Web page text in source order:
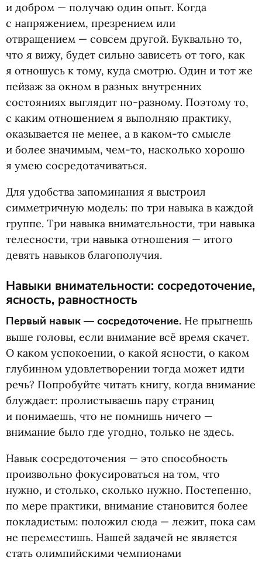
и добром — получаю один опыт. Когда
с напряжением, презрением или
отвращением — совсем другой. Буквально то,
что я вижу, будет сильно зависеть от того, как
я отношусь к тому, куда смотрю. Один и тот же
пейзаж за окном в разных внутренних
состояниях выглядит по-разному. Поэтому то,
с каким отношением я выполняю практику,
оказывается не менее, а в каком-то смысле
и более значимым, чем-то, насколько хорошо
я умею сосредотачиваться.
Для удобства запоминания я выстроил
симметричную модель: по три навыка в каждой
группе. Три навыка внимательности, три навыка
телесности, три навыка отношения — итого
девять навыков благополучия.
Навыки внимательности: сосредоточение,
ясность, равностность
Первый навык — сосредоточение. Не прыгнешь
выше головы, если внимание всё время скачет.
О каком успокоении, о какой ясности, о каком
глубинном удовлетворении тогда может идти
речь? Попробуйте читать книгу, когда внимание
блуждает: пролистываешь пару страниц
и понимаешь, что не помнишь ничего —
внимание было где угодно, только не здесь.
Навык сосредоточения — это способность
произвольно фокусироваться на том, что
нужно, и столько, сколько нужно. Постепенно,
по мере практики, внимание становится более
покладистым: положил сюда — лежит, пока сам
не переместишь. Нашей задачей не является
стать олимпийскими чемпионами